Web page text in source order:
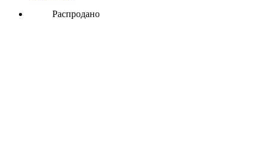
Распродано